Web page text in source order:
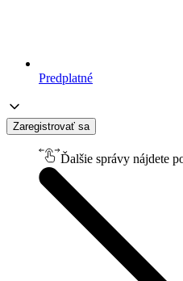
Predplatné
Zaregistrovať sa
Ďalšie správy nájdete